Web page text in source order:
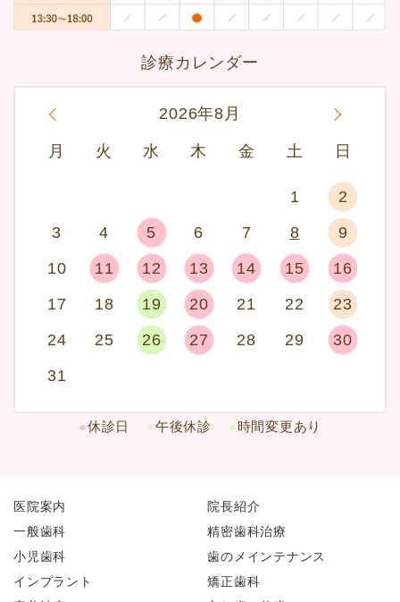
診療カレンダー
2026年8月 »
月 火 水 木 金 土 日
1
2
3
4 5 6 7 8
9
10
11 12 13 14 15
16
17
18 19 20 21 22
23
24
25 26 27 28 29
30
31
●休診日 ●午後休診 ●時間変更あり
医院案内
院長紹介
一般歯科
精密歯科治療
小児歯科
歯のメインテナンス
インプラント
矯正歯科